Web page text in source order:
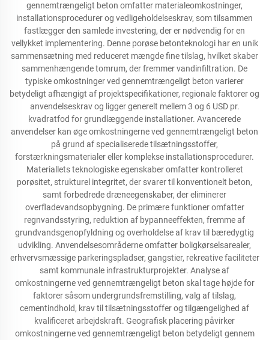
gennemtrængeligt beton omfatter materialeomkostninger,
installationsprocedurer og vedligeholdelseskrav, som tilsammen
fastlægger den samlede investering, der er nødvendig for en
vellykket implementering. Denne porøse betonteknologi har en unik
sammensætning med reduceret mængde fine tilslag, hvilket skaber
sammenhængende tomrum, der fremmer vandinfiltration. De
typiske omkostninger ved gennemtrængeligt beton varierer
betydeligt afhængigt af projektspecifikationer, regionale faktorer og
anvendelseskrav og ligger generelt mellem 3 og 6 USD pr.
kvadratfod for grundlæggende installationer. Avancerede
anvendelser kan øge omkostningerne ved gennemtrængeligt beton
på grund af specialiserede tilsætningsstoffer,
forstærkningsmaterialer eller komplekse installationsprocedurer.
Materiallets teknologiske egenskaber omfatter kontrolleret
porøsitet, strukturel integritet, der svarer til konventionelt beton,
samt forbedrede dræneegenskaber, der eliminerer
overfladevandsopbygning. De primære funktioner omfatter
regnvandsstyring, reduktion af bypanneeffekten, fremme af
grundvandsgenopfyldning og overholdelse af krav til bæredygtig
udvikling. Anvendelsesområderne omfatter boligkørselsarealer,
erhvervsmæssige parkeringspladser, gangstier, rekreative faciliteter
samt kommunale infrastrukturprojekter. Analyse af
omkostningerne ved gennemtrængeligt beton skal tage højde for
faktorer såsom undergrundsfremstilling, valg af tilslag,
cementindhold, krav til tilsætningsstoffer og tilgængelighed af
kvalificeret arbejdskraft. Geografisk placering påvirker
omkostningerne ved gennemtrængeligt beton betydeligt gennem